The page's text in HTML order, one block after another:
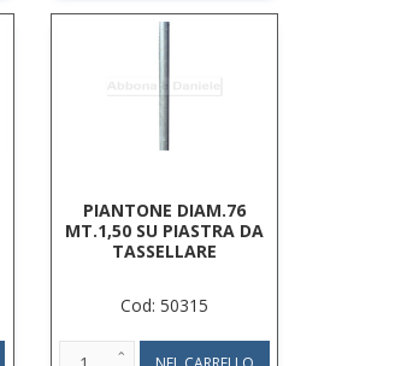
PIANTONE DIAM.76
MT.1,50 SU PIASTRA DA
TASSELLARE
Cod: 50315